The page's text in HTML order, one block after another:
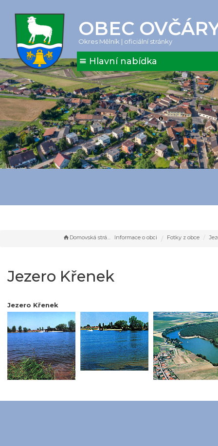
OBEC
Okres Mělník | oficiální stránky
Hlavní nabídka
Domovská stránka Informace o obci Fotky z obce
Jezero Křenek
Jezero Křenek